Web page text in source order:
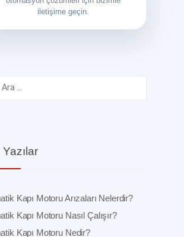
iletişime geçin.
Kapı Motoru Arızaları Nelerdir?
Kapı Motoru Nasıl Çalışır?
Kapı Motoru Nedir?